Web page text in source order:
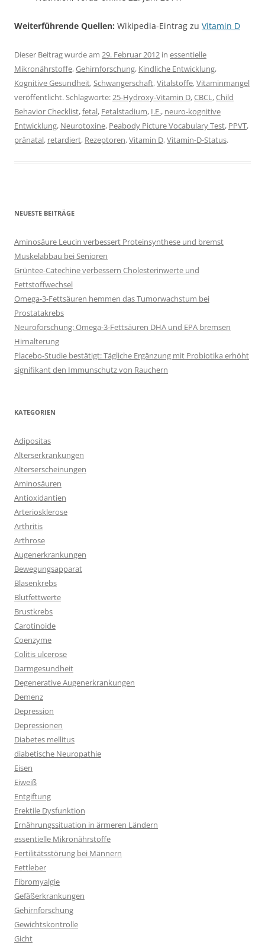
Weiterführende Quellen: Wikipedia-Eintrag zu Vitamin D
Dieser Beitrag wurde am 29. Februar 2012 in essentielle
Mikronährstoffe,Gehirnforschung, Kindliche Entwicklung,
Kognitive Gesundheit,Schwangerschaft,Vitalstoffe,Vitaminmangel
veröffentlicht. Schlagworte:25-Hydroxy-Vitamin D,CBCL,Child
Behavior Checklist,fetal, Fetalstadium, I.E., neuro-kognitive
Entwicklung, Neurotoxine, Peabody Picture Vocabulary Test, PPVT,
pränatal, retardiert, Rezeptoren,Vitamin D,Vitamin-D-Status.
NEUESTE BEITRÄGE
Aminosäure Leucin verbessert Proteinsynthese und bremst
Muskelabbau bei Senioren
Grüntee-Catechine verbessern Cholesterinwerte und
Fettstoffwechsel
Omega-3-Fettsäuren hemmen das Tumorwachstum bei
Prostatakrebs
Neuroforschung: Omega-3-Fettsäuren DHA und EPA bremsen
Hirnalterung
Placebo-Studie bestätigt: Tägliche Ergänzung mit Probiotika erhöht
signifikant den Immunschutz von Rauchern
KATEGORIEN
Adipositas
Alterserkrankungen
Alterserscheinungen
Aminosäuren
Antioxidantien
Arteriosklerose
Arthritis
Arthrose
Augenerkrankungen
Bewegungsapparat
Blasenkrebs
Blutfettwerte
Brustkrebs
Carotinoide
Coenzyme
Colitis ulcerose
Darmgesundheit
Degenerative Augenerkrankungen
Demenz
Depression
Depressionen
Diabetes mellitus
diabetische Neuropathie
Eisen
Eiweiß
Entgiftung
Erektile Dysfunktion
Ernährungssituation in ärmeren Ländern
essentielle Mikronährstoffe
Fertilitätsstörung bei Männern
Fettleber
Fibromyalgie
Gefäßerkrankungen
Gehirnforschung
Gewichtskontrolle
Gicht